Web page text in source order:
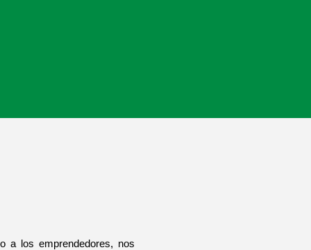
a los emprendedores, nos